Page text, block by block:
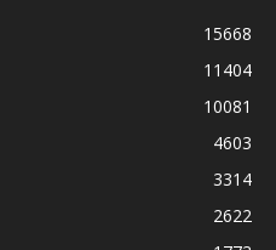
15668
11404
10081
4603
3314
2622